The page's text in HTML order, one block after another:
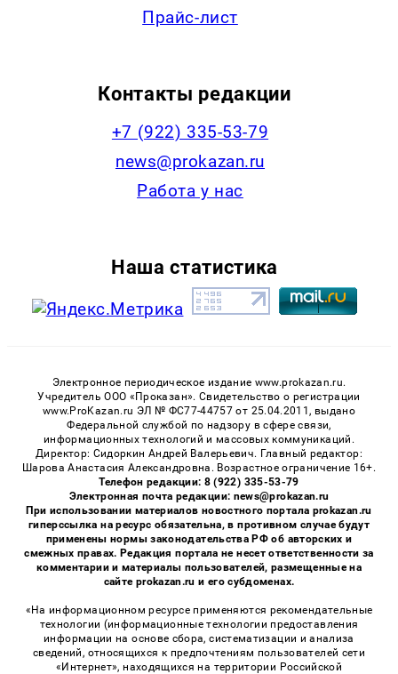
Прайс-лист
Контакты редакции
+7 (922) 335-53-79
news@prokazan.ru
Работа у нас
Наша статистика
Электронное периодическое издание www.prokazan.ru.
Учредитель ООО «Проказан». Cвидетельство о регистрации
www.ProKazan.ru ЭЛ № ФС77-44757 от 25.04.2011, выдано
Федеральной службой по надзору в сфере связи,
информационных технологий и массовых коммуникаций.
Директор: Сидоркин Андрей Валерьевич. Главный редактор:
Шарова Анастасия Александровна. Возрастное ограничение 16+.
Телефон редакции: 8 (922) 335-53-79
Электронная почта редакции: news@prokazan.ru
При использовании материалов новостного портала prokazan.ru
гиперссылка на ресурс обязательна, в противном случае будут
применены нормы законодательства РФ об авторских и
смежных правах. Редакция портала не несет ответственности за
комментарии и материалы пользователей, размещенные на
сайте prokazan.ru и его субдоменах.
«На информационном ресурсе применяются рекомендательные
технологии (информационные технологии предоставления
информации на основе сбора, систематизации и анализа
сведений, относящихся к предпочтениям пользователей сети
«Интернет», находящихся на территории Российской